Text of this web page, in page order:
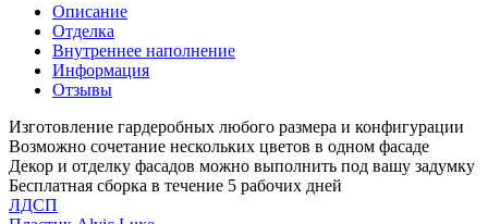
Описание
Отделка
Внутреннее наполнение
Информация
Отзывы
Изготовление гардеробных любого размера и конфигурации
Возможно сочетание нескольких цветов в одном фасаде
Декор и отделку фасадов можно выполнить под вашу задумку
Бесплатная сборка в течение 5 рабочих дней
ЛДСП